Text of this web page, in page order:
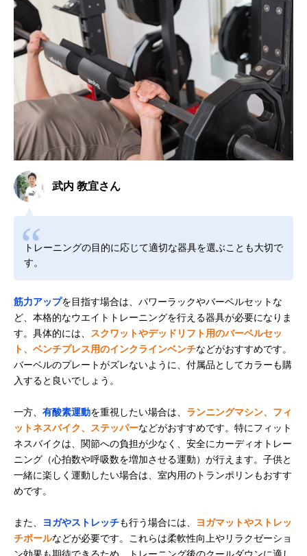
武内 教宜さん
トレーニングの目的に応じて適切な器具を選ぶことも大切で
す。
筋力アップを目指す場合は、パワーラックやバーベルセットな
ど、本格的なウエイトトレーニングを行える器具が必要になりま
す。具体的には、
スクワットやデッドリフト用のバーベルセッ
ト、ベンチプレス用のインクラインベンチなどがおすすめです。
バーベルのプレートがズレないように、付属品としてカラーも購
入すると良いでしょう。
一方、 有酸素運動を重視したい場合は、 ランニングマシン、フィ
ットネスバイク、ステッパーなどがおすすめです。特にフィット
ネスバイクは、関節への負担が少なく、安全にカーディオトレー
ニング（心拍数や呼吸数を増加させる運動）が行えます。子供と
一緒に楽しく運動したい場合は、室内用のトランポリンもおすす
めです。
また、 ヨガやストレッチも行う場合には、
ヨガマットやストレッ
チポールなどが必要です。これらは柔軟性向上やリラクゼーショ